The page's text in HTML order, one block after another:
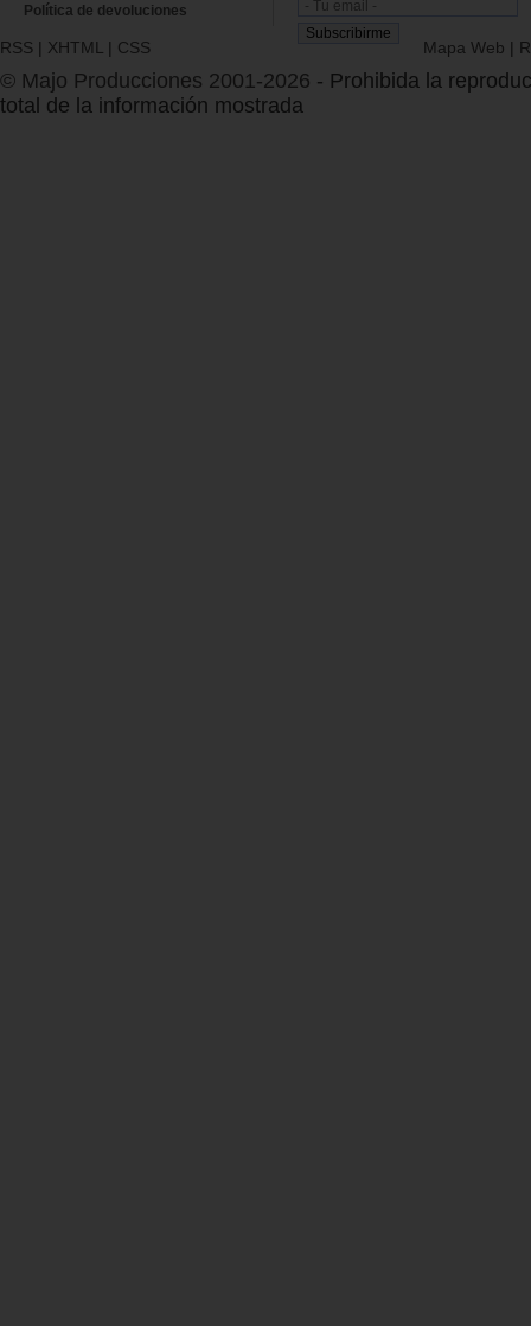
Política de devoluciones
RSS | XHTML | CSS Mapa Web |
© Majo Producciones 2001-2026 - Prohibida la
total de la información mostrada